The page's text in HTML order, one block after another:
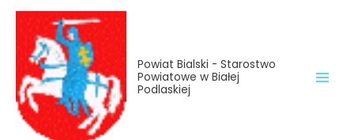
treści
Przejdź
treści
Powiat Bialski - Starostwo
Powiatowe w Białej
Podlaskiej